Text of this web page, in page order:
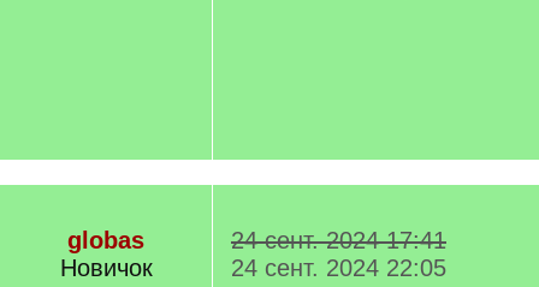
globas
Новичок
24 сент. 2024 17:41
24 сент. 2024 22:05